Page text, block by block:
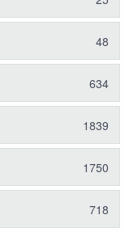
48
634
1839
1750
718